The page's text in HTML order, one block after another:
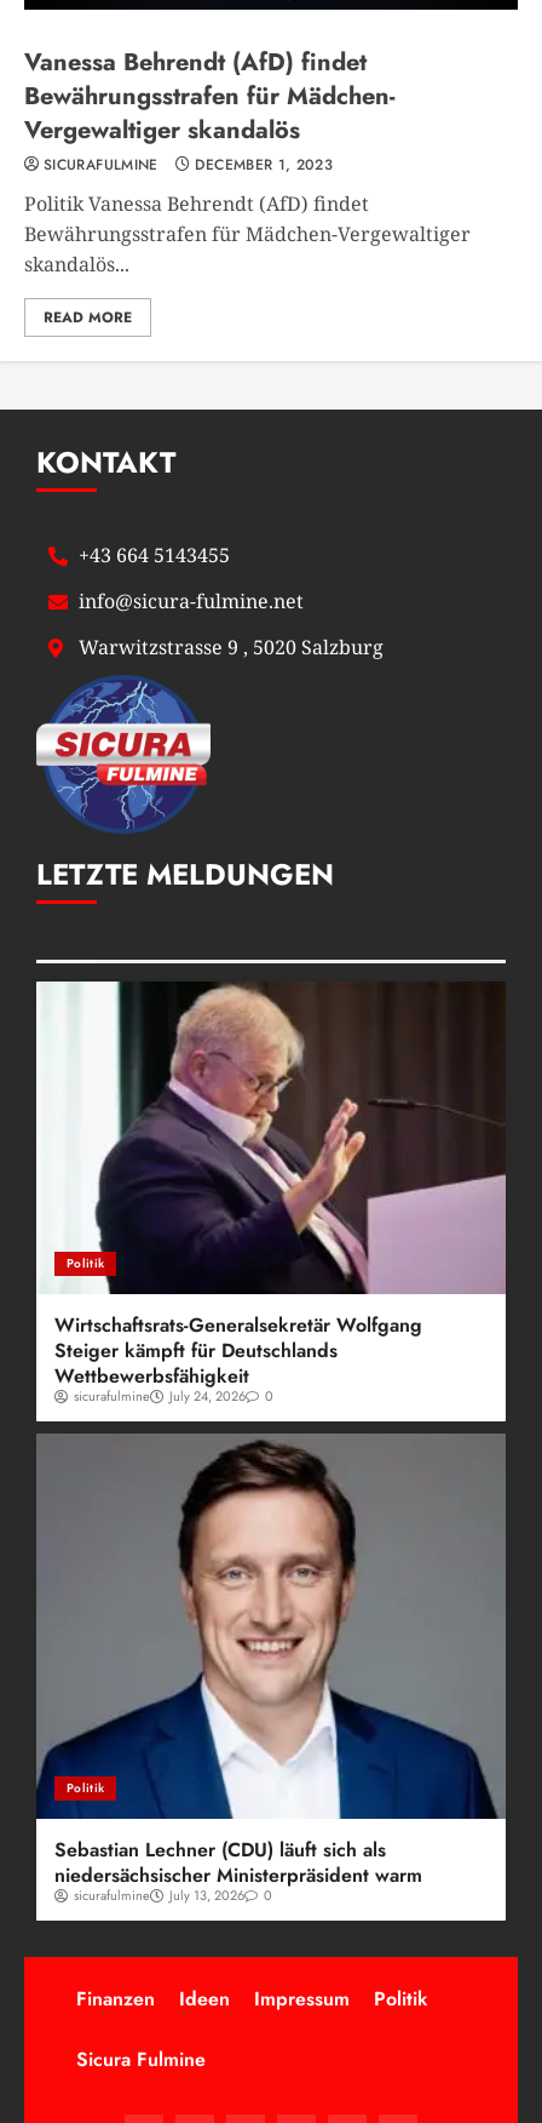
Vanessa Behrendt (AfD) findet
Bewährungsstrafen für Mädchen-
Vergewaltiger skandalös
SICURAFULMINE DECEMBER 1, 2023
Politik Vanessa Behrendt (AfD) findet
Bewährungsstrafen für Mädchen-Vergewaltiger
skandalös...
READ MORE
KONTAKT
+43 664 5143455
info@sicura-fulmine.net
Warwitzstrasse 9 , 5020 Salzburg
LETZTE MELDUNGEN
Politik
Wirtschaftsrats-Generalsekretär Wolfgang
Steiger kämpft für Deutschlands
Wettbewerbsfähigkeit
sicurafulmine July 24, 2026 0
Politik
Sebastian Lechner (CDU) läuft sich als
niedersächsischer Ministerpräsident warm
sicurafulmine July 13, 2026 0
Finanzen Ideen Impressum Politik
Sicura Fulmine